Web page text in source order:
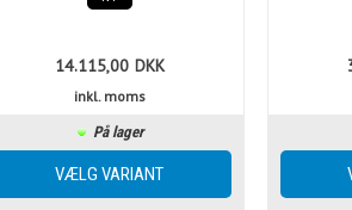
14.115,00 DKK
inkl. moms
På lager